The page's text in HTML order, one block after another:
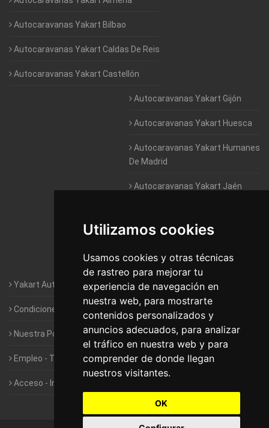
Utilizamos cookies
Usamos cookies y otras técnicas
de rastreo para mejorar tu
experiencia de navegación en
nuestra web, para mostrarte
contenidos personalizados y
anuncios adecuados, para analizar
el tráfico en nuestra web y para
comprender de donde llegan
nuestros visitantes.
OK
Autocaravanas Yakart Bilbao
Autocaravanas Yakart Caldas De Reis
Autocaravanas Yakart Castellón
Autocaravanas Yakart Gijón
Autocaravanas Yakart Huesca
Autocaravanas Yakart Humanes
De Madrid
Autocaravanas Yakart Jaén
Autocaravanas Yakart Valencia
Autocaravanas Yakart Vitoria
Yakart Autocaravanas · La empresa
Condiciones de Alquiler de Yakart
Nuestra Política de Privacidad
Empleo - Trabaja con nosotros
Acceso - Intranet de Franquiciados